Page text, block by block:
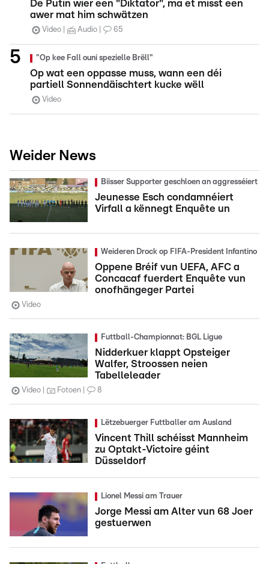
De Putin wier een "Diktator", ma et misst een
awer mat him schwätzen
Video Audio 65
"Op kee Fall ouni spezielle Brëll"
Op wat een oppasse muss, wann een déi
partiell Sonnendäischtert kucke wëll
Video
Weider News
Biisser Supporter geschloen an aggresséiert
Jeunesse Esch condamnéiert
Virfall a kënnegt Enquête un
Weideren Drock op FIFA-President Infantino
Oppene Bréif vun UEFA, AFC a
Concacaf fuerdert Enquête vun
onofhängeger Partei
Video
Futtball-Championnat: BGL Ligue
Nidderkuer klappt Opsteiger
Walfer, Stroossen neien
Tabelleleader
Video Fotoen 8
Lëtzebuerger Futtballer am Ausland
Vincent Thill schéisst Mannheim
zu Optakt-Victoire géint
Düsseldorf
Lionel Messi am Trauer
Jorge Messi am Alter vun 68 Joer
gestuerwen